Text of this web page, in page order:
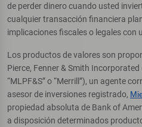
de perder dinero cuando usted
cualquier transacción financiera
implicaciones fiscales o legales con
Los productos de valores son
Pierce, Fenner & Smith
“MLPF&S” o “Merrill”), un agente
asesor de inversiones registrado,
propiedad absoluta de Bank of
a disposición determinados